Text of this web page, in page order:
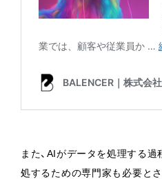
また、AIがデータを処理する
処するための専門家も必要と